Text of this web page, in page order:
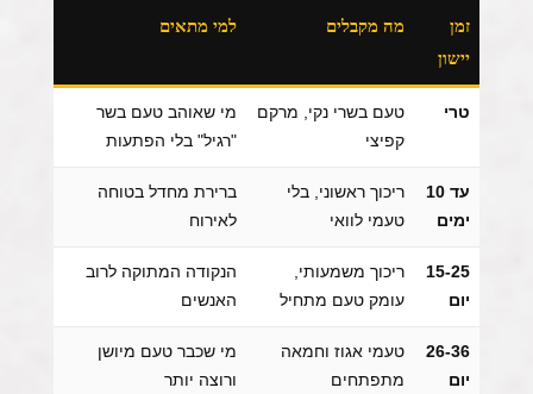
זמן
יישון
מה מקבלים למי מתאים
"רגיל" בלי הפתעות
עד 10
ריכוך ראשוני, בלי
טעמי לוואי
ברירת מחדל בטוחה
לאירוח
15-25
עומק טעם מתחיל
הנקודה המתוקה לרוב
26-36